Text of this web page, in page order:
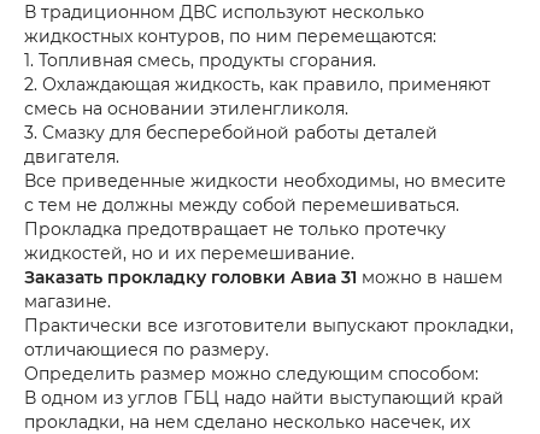
В традиционном ДВС используют несколько
жидкостных контуров, по ним перемещаются:
1. Топливная смесь, продукты сгорания.
2. Охлаждающая жидкость, как правило, применяют
смесь на основании этиленгликоля.
3. Смазку для бесперебойной работы деталей
двигателя.
Все приведенные жидкости необходимы, но вмесите
с тем не должны между собой перемешиваться.
Прокладка предотвращает не только протечку
жидкостей, но и их перемешивание.
Заказать прокладку головки Авиа 31 можно в нашем
магазине.
Практически все изготовители выпускают прокладки,
отличающиеся по размеру.
Определить размер можно следующим способом:
В одном из углов ГБЦ надо найти выступающий край
прокладки, на нем сделано несколько насечек, их